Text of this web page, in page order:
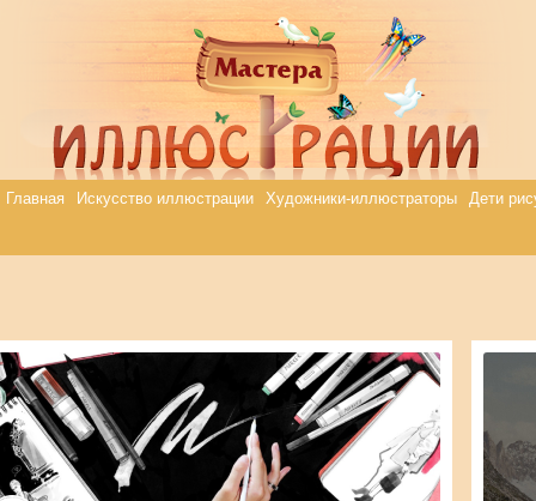
Главная Искусство иллюстрации Художники-иллюстраторы Дети